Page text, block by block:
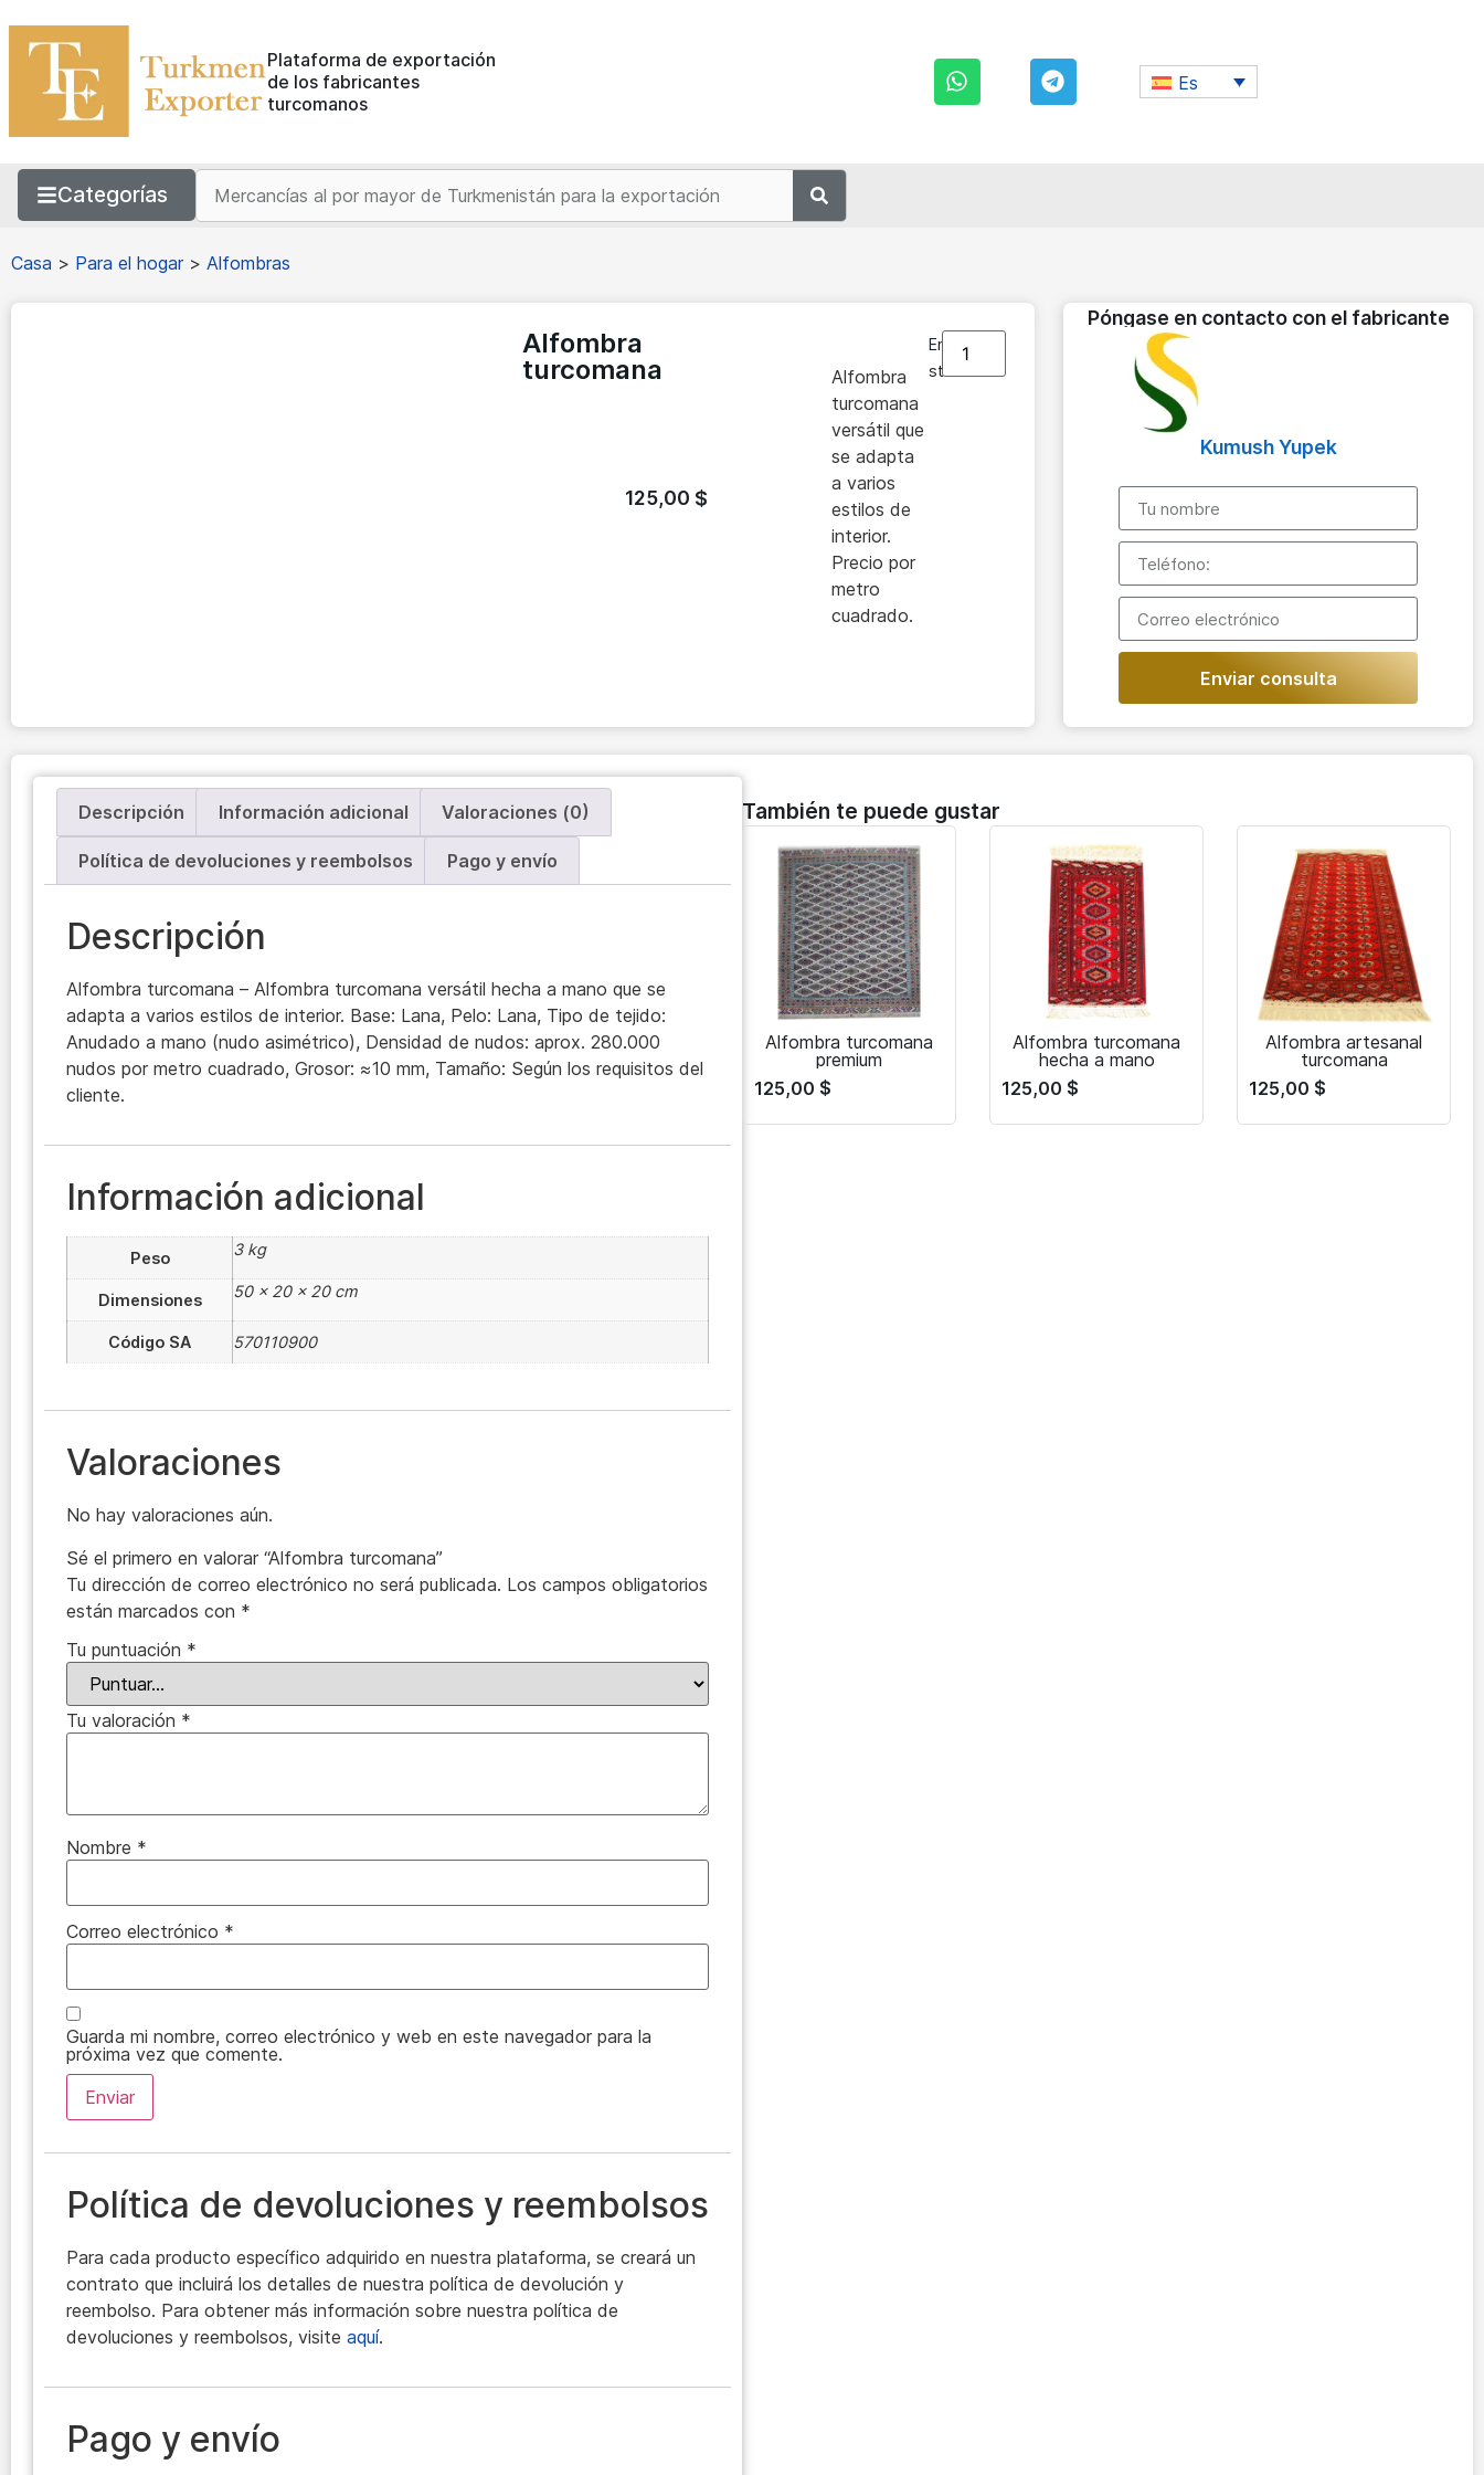
Plataforma de exportación
de los fabricantes
turcomanos
Es
Categorías
Casa > Para el hogar> Alfombras
Alfombra
turcomana
125,00 $
Alfombra
turcomana
versátil que
se adapta
a varios
estilos de
interior.
Precio por
metro
cuadrado.
En
stock
Póngase en contacto con el fabricante
Kumush Yupek
Enviar consulta
Descripción Información adicional Valoraciones (0)
Política de devoluciones y reembolsos Pago y envío
Descripción
Alfombra turcomana – Alfombra turcomana versátil hecha a mano que se
adapta a varios estilos de interior. Base: Lana, Pelo: Lana, Tipo de tejido:
Anudado a mano (nudo asimétrico), Densidad de nudos: aprox. 280.000
nudos por metro cuadrado, Grosor: ≈10 mm, Tamaño: Según los requisitos del
cliente.
Información adicional
Peso 3 kg
Dimensiones 50 × 20 × 20 cm
Código SA 570110900
Valoraciones
No hay valoraciones aún.
Sé el primero en valorar “Alfombra turcomana”
Tu dirección de correo electrónico no será publicada. Los campos obligatorios
están marcados con *
Tu puntuación *
Tu valoración *
Nombre *
Correo electrónico *
Guarda mi nombre, correo electrónico y web en este navegador para la
próxima vez que comente.
Política de devoluciones y reembolsos
Para cada producto específico adquirido en nuestra plataforma, se creará un
contrato que incluirá los detalles de nuestra política de devolución y
reembolso. Para obtener más información sobre nuestra política de
devoluciones y reembolsos, visite aquí.
Pago y envío
También te puede gustar
Alfombra turcomana
premium
125,00 $
Alfombra turcomana
hecha a mano
125,00 $
Alfombra artesanal
turcomana
125,00 $